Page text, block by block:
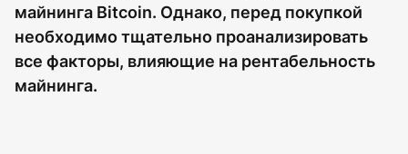
майнинга Bitcoin. Однако, перед покупкой
необходимо тщательно проанализировать
все факторы, влияющие на рентабельность
майнинга.